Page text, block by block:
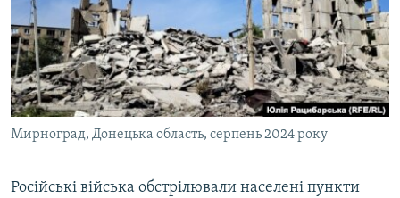
ФОТО
СПЕЦПРОЄКТИ
ПОДКАСТИ
КРИМ РЕАЛІЇ
УКР
Мирноград, Донецька область, серпень 2024 року
Російські війська обстрілювали населені пункти